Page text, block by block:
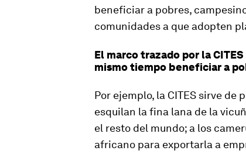
beneficiar a pobres,
comunidades a que adopten
El marco trazado por la
mismo tiempo beneficiar a
Por ejemplo, la CITES sirve de
esquilan la fina lana de la
el resto del mundo; a los
africano para exportarla a